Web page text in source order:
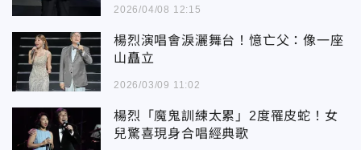
2026/04/08 12:15
楊烈演唱會淚灑舞台！憶亡父：像一座
山矗立
2026/03/09 11:02
楊烈「魔鬼訓練太累」2度罹皮蛇！女
兒驚喜現身合唱經典歌